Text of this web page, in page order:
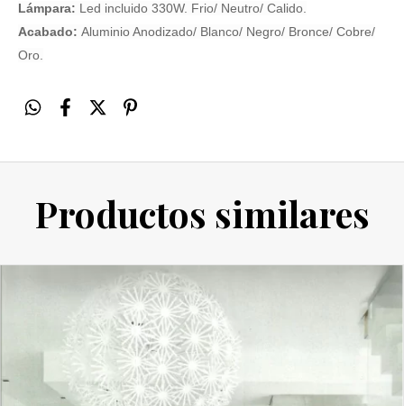
Lámpara: Led incluido 330W. Frio/ Neutro/ Calido.
Acabado: Aluminio Anodizado/ Blanco/ Negro/ Bronce/ Cobre/
Oro.
Productos similares